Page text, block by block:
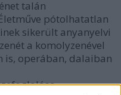
talán
pótolhatatlan
sikerült anyanyelvi
a komolyzenével
is, operában, dalaiban